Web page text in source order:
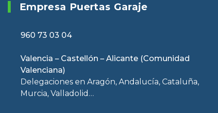
Empresa Puertas Garaje
960 73 03 04
Valencia – Castellón – Alicante (Comunidad
Valenciana)
Delegaciones en Aragón, Andalucía, Cataluña,
Murcia, Valladolid…